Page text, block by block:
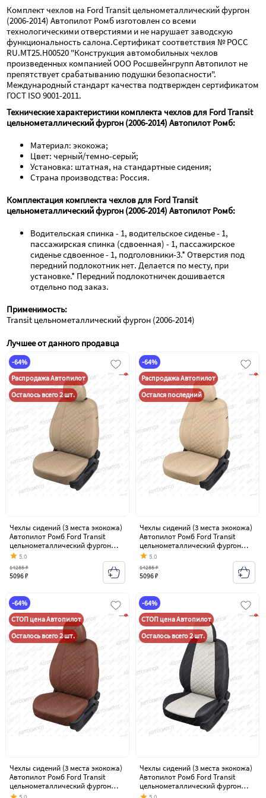
Комплект чехлов на Ford Transit цельнометаллический фургон
(2006-2014) Автопилот Ромб изготовлен со всеми
технологическими отверстиями и не нарушает заводскую
функциональность салона.Сертификат соответствия № РОСС
RU.МТ25.Н00520 "Конструкция автомобильных чехлов
произведенных компанией ООО Росшвейнгрупп Автопилот не
препятствует срабатыванию подушки безопасности".
Международный стандарт качества подтвержден сертификатом
ГОСТ ISO 9001-2011.
Технические характеристики комплекта чехлов для Ford Transit
цельнометаллический фургон (2006-2014) Автопилот Ромб:
Материал: экокожа;
Цвет: черный/темно-серый;
Установка: штатная, на стандартные сидения;
Страна производства: Россия.
Комплектация комплекта чехлов для Ford Transit
цельнометаллический фургон (2006-2014) Автопилот Ромб:
Водительская спинка - 1, водительское сиденье - 1,
пассажирская спинка (сдвоенная) - 1, пассажирское
сиденье сдвоенное - 1, подголовники-3.* Отверстия под
передний подлокотник нет. Делается по месту, при
установке.* Передний подлокотничек дошивается
отдельно под заказ.
Применимость:
Transit цельнометаллический фургон (2006-2014)
Лучшее от данного продавца
-64%
Распродажа Автопилот
Осталось всего 2 шт.
Чехлы сидений (3 места экокожа)
Автопилот Ромб Ford Transit
цельнометаллический фургон
(2006-2014)
5.0
5096 ₽
14285 ₽
-64%
Распродажа Автопилот
Остался последний
Чехлы сидений (3 места экокожа)
Автопилот Ромб Ford Transit
цельнометаллический фургон
(2006-2014)
5.0
5096 ₽
14285 ₽
-64%
СТОП цена Автопилот
Осталось всего 2 шт.
Чехлы сидений (3 места экокожа)
Автопилот Ромб Ford Transit
цельнометаллический фургон
(2006-2014)
-64%
СТОП цена Автопилот
Осталось всего 2 шт.
Чехлы сидений (3 места экокожа)
Автопилот Ромб Ford Transit
цельнометаллический фургон
(2006-2014)